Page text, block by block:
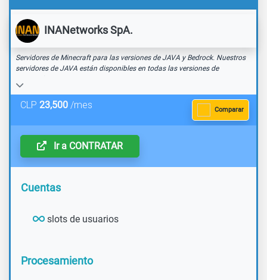
INANetworks SpA.
Servidores de Minecraft para las versiones de JAVA y Bedrock. Nuestros
servidores de JAVA están disponibles en todas las versiones de
el HOST de juegos N°1 de habla hispana, con más de 8 años de
experiencia!
Comparar
CLP 23,500 /mes
Ir a CONTRATAR
Cuentas
slots de usuarios
Procesamiento